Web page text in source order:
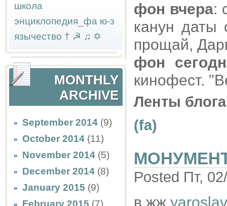
школа
энциклопедия_фа ю-з
язычество † ☭ ♫ ✡
MONTHLY
ARCHIVE
September 2014 (9)
October 2014 (11)
November 2014 (5)
December 2014 (8)
January 2015 (9)
February 2015 (7)
фон вчера:
канун даты
прощай,
фон
кинофест.
Ленты
(fa)
Posted Пт,
в жж